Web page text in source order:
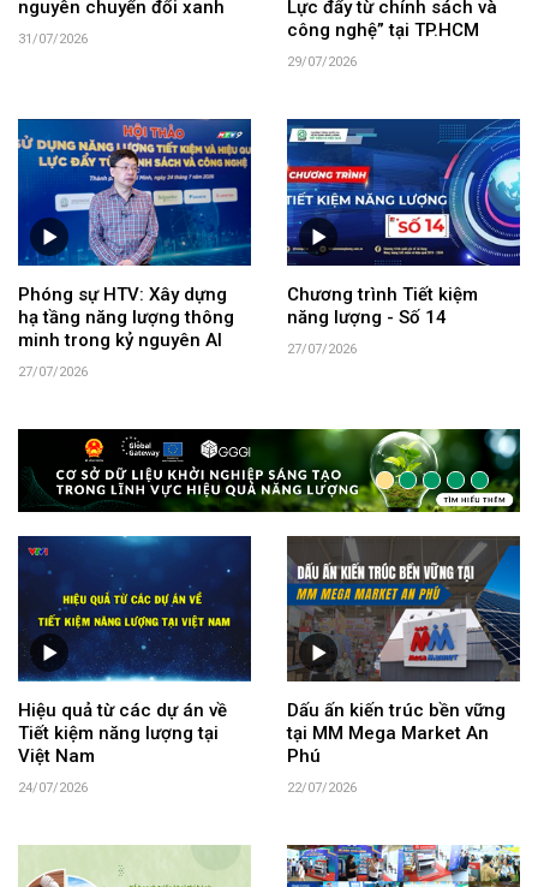
nguyên chuyển đổi xanh
31/07/2026
Lực đẩy từ chính sách và
công nghệ” tại TP.HCM
29/07/2026
Phóng sự HTV: Xây dựng
hạ tầng năng lượng thông
minh trong kỷ nguyên AI
27/07/2026
Chương trình Tiết kiệm
năng lượng - Số 14
27/07/2026
Hiệu quả từ các dự án về
Tiết kiệm năng lượng tại
Việt Nam
24/07/2026
Dấu ấn kiến trúc bền vững
tại MM Mega Market An
Phú
22/07/2026